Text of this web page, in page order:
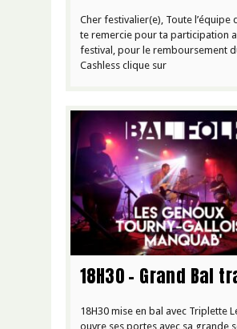
Cher festivalier(e), Toute l’équipe
te remercie pour ta participation
festival, pour le remboursement
Cashless clique sur
18H30 – Grand Bal
18H30 mise en bal avec Triplette
ouvre ses portes avec sa grande